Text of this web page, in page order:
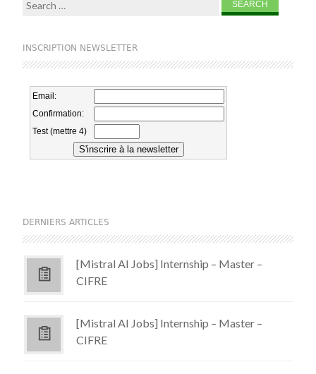
INSCRIPTION NEWSLETTER
DERNIERS ARTICLES
[Mistral AI Jobs] Internship – Master –
CIFRE
[Mistral AI Jobs] Internship – Master –
CIFRE